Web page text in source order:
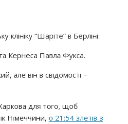
“Шаріте” в Берліні.
Кернеса Павла Фукса.
але він в свідомості –
для того, щоб
Німеччини, о 21:54 злетів з